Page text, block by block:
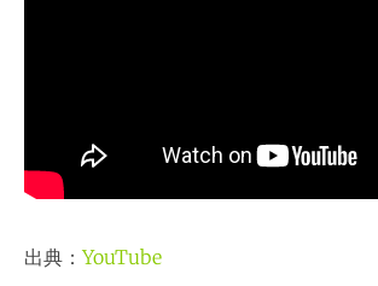
出典：YouTube